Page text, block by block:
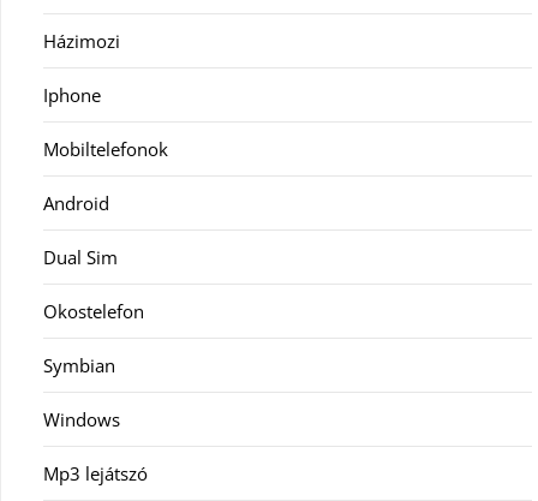
Házimozi
Iphone
Mobiltelefonok
Android
Dual Sim
Okostelefon
Symbian
Windows
Mp3 lejátszó